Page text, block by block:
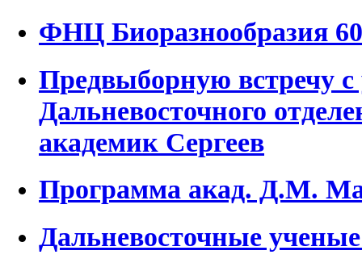
ФНЦ Биоразнообразия 60
Предвыборную встречу
Дальневосточного
академик Сергеев
Программа акад. Д.М.
Дальневосточные